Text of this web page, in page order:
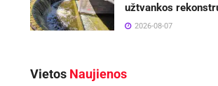
užtvankos
2026-08-07
Vietos Naujienos